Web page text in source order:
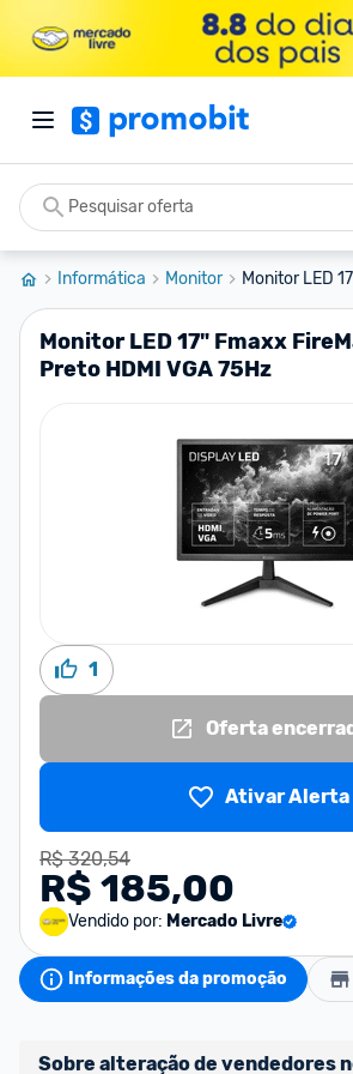
Informática Monitor Monitor LED
Monitor LED 17" Fmaxx
Preto HDMI VGA 75Hz
1
Oferta
Ativar Alerta
R$ 320,54
R$ 185,00
Vendido por: Mercado Livre
Informações da promoção
Sobre alteração de vendedores